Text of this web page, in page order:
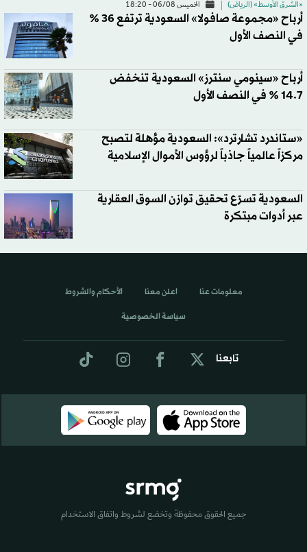
«الشرق الأوسط» (الرياض) الخميس 06/08 - 18:20
أرباح «مجموعة صافولا» السعودية ترتفع 36 %
في النصف الأول
أرباح «سينومي سنترز» السعودية تنخفض
14.7 % في النصف الأول
«ستاندرد تشارترد»: السعودية مؤهلة لتصبح
مركزاً عالمياً جاذباً لرؤوس الأموال الإسلامية
السعودية تسرّع تحقيق توازن السوق العقارية
عبر أدوات مبتكرة
تابعنا
معلومات عنا اعلن معنا الأحكام والشروط
سياسة الخصوصية
جميع الحقوق محفوظة وتخضع لشروط واتفاق الاستخدام